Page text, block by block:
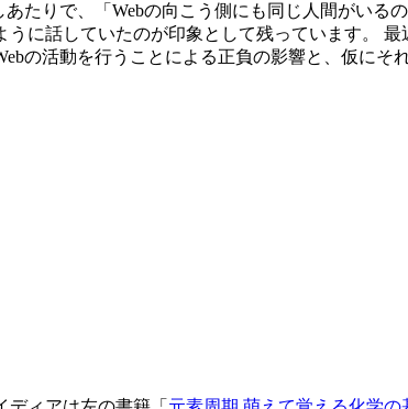
たりで、「Webの向こう側にも同じ人間がい
に話していたのが印象として残っています。
の活動を行うことによる正負の影響と、仮に